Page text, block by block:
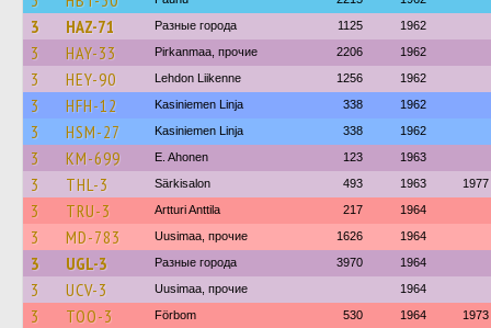
3 HAZ-71 Разные города 1125 1962
3 HAY-33 Pirkanmaa, прочие 2206 1962
3 HEY-90 Lehdon Liikenne 1256 1962
3 HFH-12 Kasiniemen Linja 338 1962
3 HSM-27 Kasiniemen Linja 338 1962
3 KM-699 E. Ahonen 123 1963
3 THL-3 Särkisalon 493 1963 1977
3 TRU-3 Artturi Anttila 217 1964
3 MD-783 Uusimaa, прочие 1626 1964
3 UGL-3 Разные города 3970 1964
3 UCV-3 Uusimaa, прочие 1964
3 TOO-3 Förbom 530 1964 1973